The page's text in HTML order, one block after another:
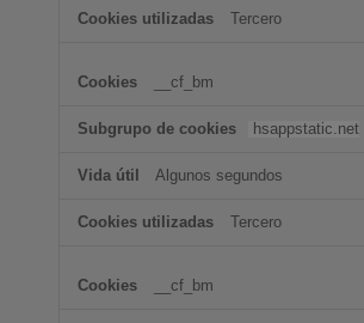
Tercero
__cf_bm
hsappstatic.net
Algunos segundos
Tercero
__cf_bm